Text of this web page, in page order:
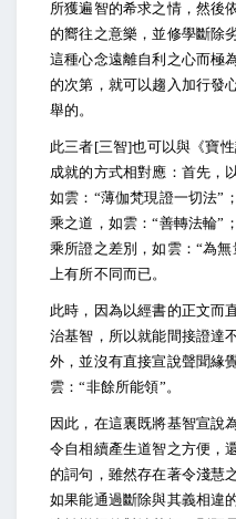
所獲遍智的希求之情，然後
的嚮往之意樂，並修學斷除
這種心念遠離自利之心而極
的次第，就可以趨入加行發
舉的。
此三者[三智]也可以與《寶
成就的方式相對應：首先，
如雲：“薄伽梵現證一切法”
乘之道，如雲：“善轉法輪”
乘所證之差別，如雲：“為
上有所不同而已。
此時，因為以經書的正文而
治基智，所以就能間接證達
外，並沒有直接宣說聲聞緣
雲：“非餘所能領”。
因此，在這裏既將基智宣說
令自相續產生道智之方便，
的詞句，雖然存在著令淺慧
如果能通過斷除與其義相違